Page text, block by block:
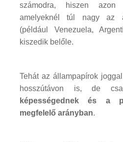
számodra, hiszen azon
amelyeknél túl nagy az
(például Venezuela,
kiszedik belőle.
Tehát az állampapírok
hosszútávon is, de
képességednek és a
megfelelő arányban.